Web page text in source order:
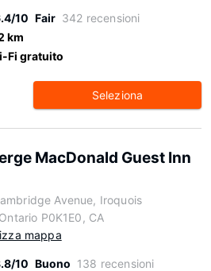
10 Fair 342 recensioni
km
Fi gratuito
Seleziona
MacDonald Guest Inn
Avenue, Iroquois
P0K1E0, CA
mappa
10 Buono 138 recensioni